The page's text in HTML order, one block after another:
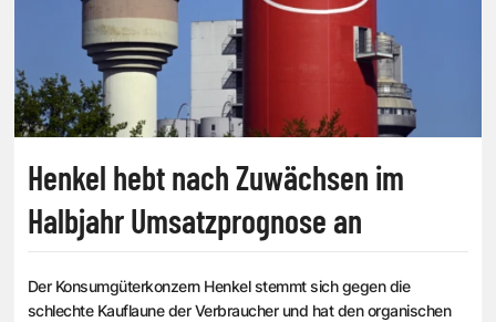
Henkel hebt nach Zuwächsen im
Halbjahr Umsatzprognose an
Der Konsumgüterkonzern Henkel stemmt sich gegen die
schlechte Kauflaune der Verbraucher und hat den organischen